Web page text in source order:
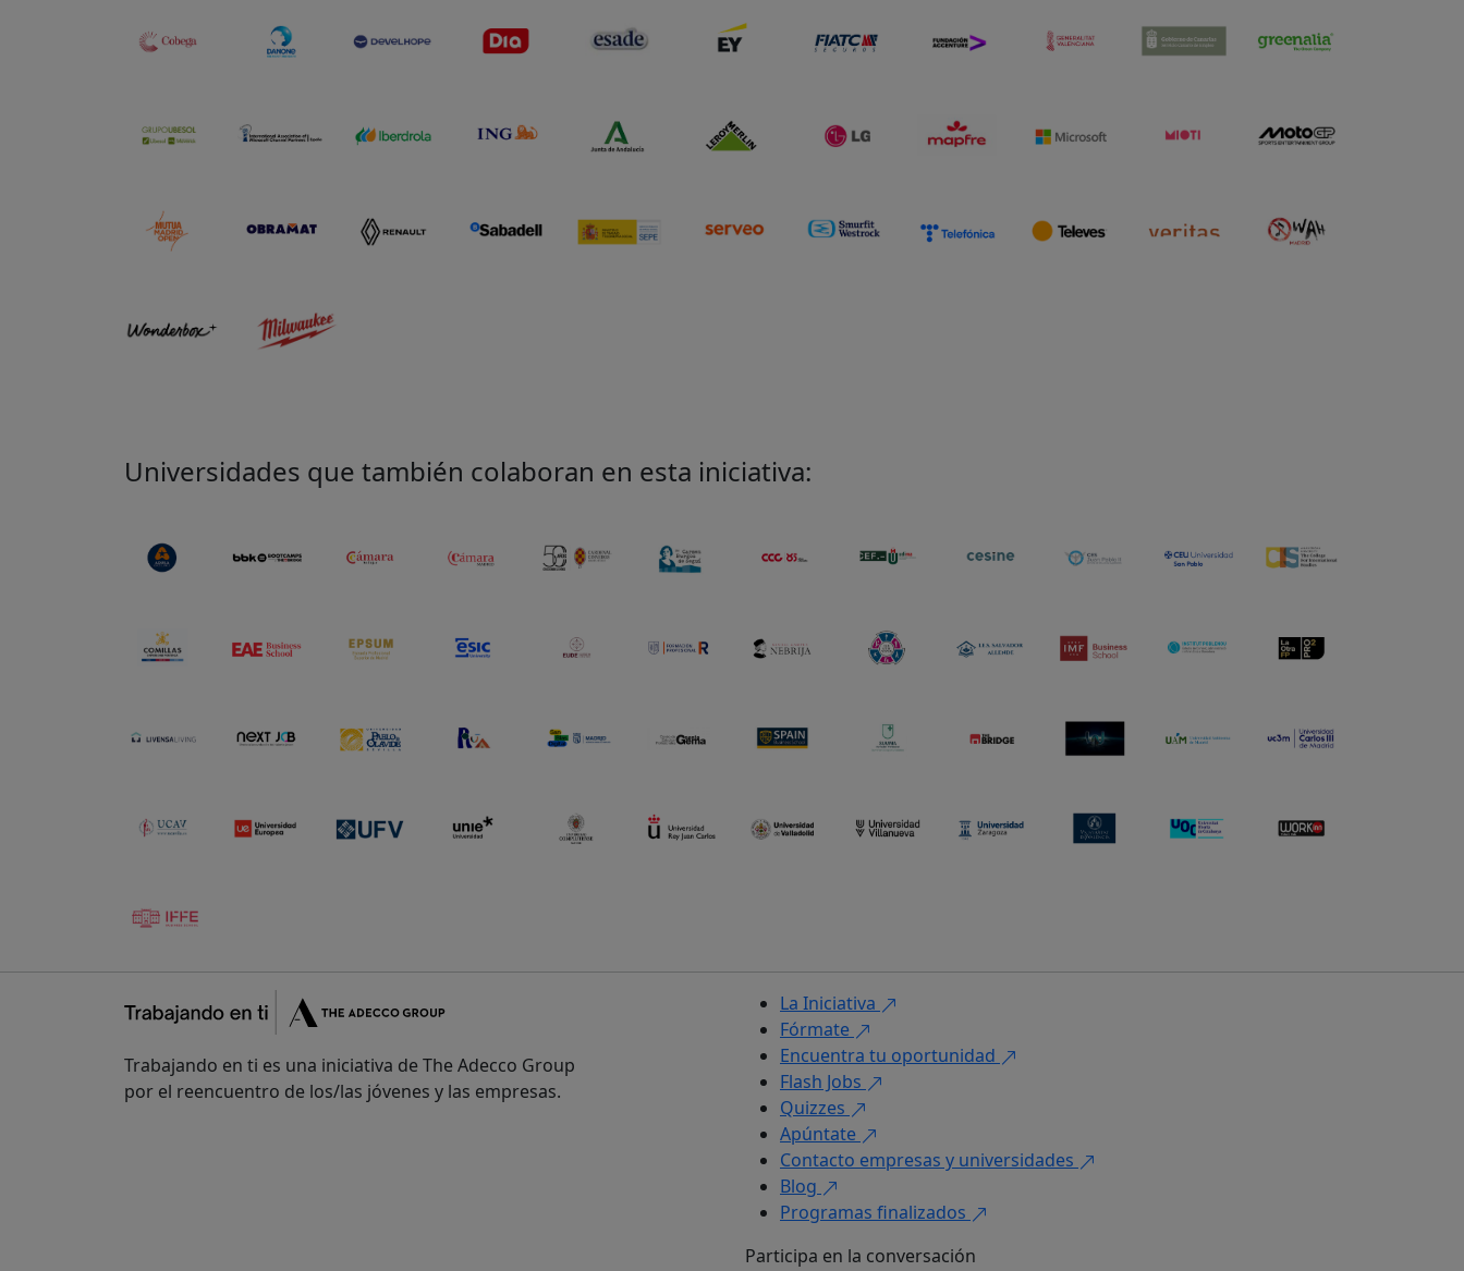
Universidades que también colaboran en esta iniciativa:
Trabajando en ti es una iniciativa de The Adecco Group
por el reencuentro de los/las jóvenes y las empresas.
La Iniciativa
Fórmate
Encuentra tu oportunidad
Flash Jobs
Quizzes
Apúntate
Contacto empresas y universidades
Blog
Programas finalizados
Participa en la conversación